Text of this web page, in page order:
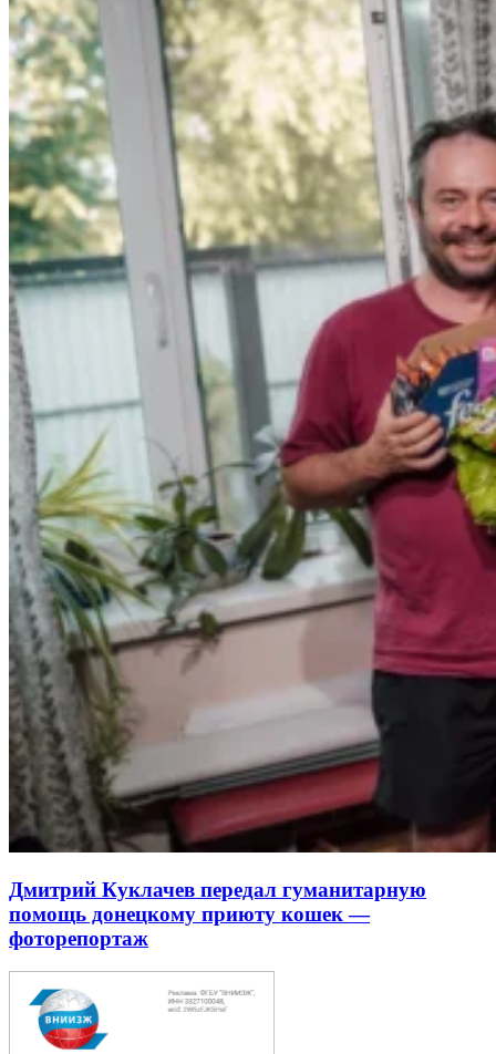
Дмитрий Куклачев передал гуманитарную
помощь донецкому приюту кошек —
фоторепортаж